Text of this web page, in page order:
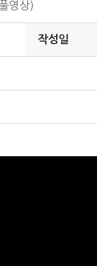
영상)
작성일